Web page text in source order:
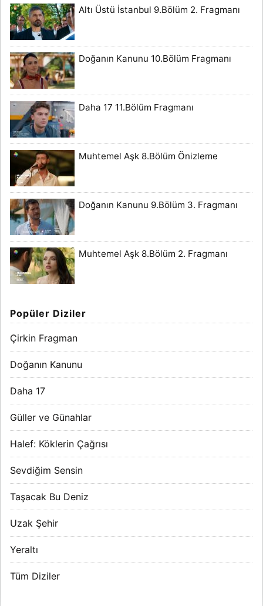
Altı Üstü İstanbul 9.Bölüm 2. Fragmanı
Doğanın Kanunu 10.Bölüm Fragmanı
Daha 17 11.Bölüm Fragmanı
Muhtemel Aşk 8.Bölüm Önizleme
Doğanın Kanunu 9.Bölüm 3. Fragmanı
Muhtemel Aşk 8.Bölüm 2. Fragmanı
Popüler Diziler
Çirkin Fragman
Doğanın Kanunu
Daha 17
Güller ve Günahlar
Halef: Köklerin Çağrısı
Sevdiğim Sensin
Taşacak Bu Deniz
Uzak Şehir
Yeraltı
Tüm Diziler